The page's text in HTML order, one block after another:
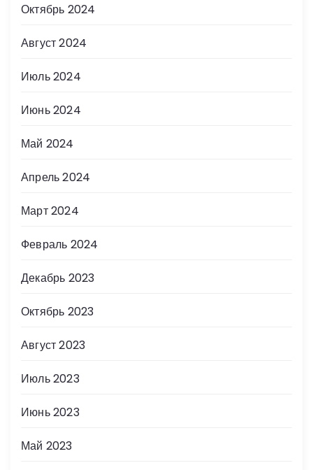
Октябрь 2024
Август 2024
Июль 2024
Июнь 2024
Май 2024
Апрель 2024
Март 2024
Февраль 2024
Декабрь 2023
Октябрь 2023
Август 2023
Июль 2023
Июнь 2023
Май 2023